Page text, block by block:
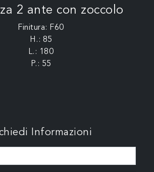
2 ante con zoccolo
Finitura: F60
H.: 85
L.: 180
P.: 55
Informazioni